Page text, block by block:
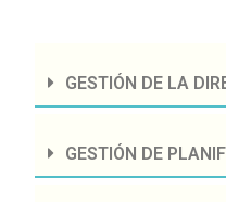
GESTIÓN DE LA
GESTIÓN DE